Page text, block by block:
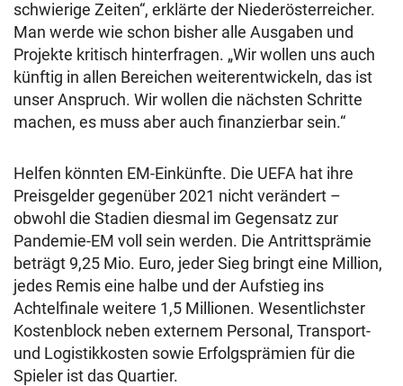
schwierige Zeiten“, erklärte der Niederösterreicher.
Man werde wie schon bisher alle Ausgaben und
Projekte kritisch hinterfragen. „Wir wollen uns auch
künftig in allen Bereichen weiterentwickeln, das ist
unser Anspruch. Wir wollen die nächsten Schritte
machen, es muss aber auch finanzierbar sein.“
Helfen könnten EM-Einkünfte. Die UEFA hat ihre
Preisgelder gegenüber 2021 nicht verändert –
obwohl die Stadien diesmal im Gegensatz zur
Pandemie-EM voll sein werden. Die Antrittsprämie
beträgt 9,25 Mio. Euro, jeder Sieg bringt eine Million,
jedes Remis eine halbe und der Aufstieg ins
Achtelfinale weitere 1,5 Millionen. Wesentlichster
Kostenblock neben externem Personal, Transport-
und Logistikkosten sowie Erfolgsprämien für die
Spieler ist das Quartier.